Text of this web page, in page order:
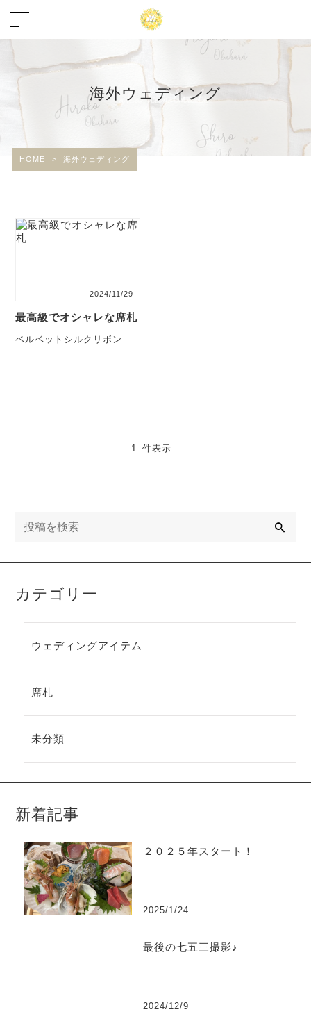
海外ウェディング
HOME > 海外ウェディング
2024/11/29
最高級でオシャレな席札
ベルベットシルクリボン こ
1 件表示
カテゴリー
ウェディングアイテム
席札
未分類
新着記事
２０２５年スタート！
2025/1/24
最後の七五三撮影♪
2024/12/9